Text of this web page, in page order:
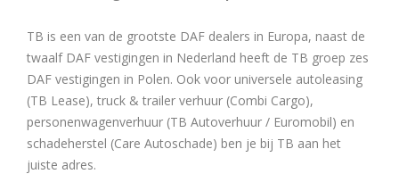
TB is een van de grootste DAF dealers in Europa, naast de
twaalf DAF vestigingen in Nederland heeft de TB groep zes
DAF vestigingen in Polen. Ook voor universele autoleasing
(TB Lease), truck & trailer verhuur (Combi Cargo),
personenwagenverhuur (TB Autoverhuur / Euromobil) en
schadeherstel (Care Autoschade) ben je bij TB aan het
juiste adres.